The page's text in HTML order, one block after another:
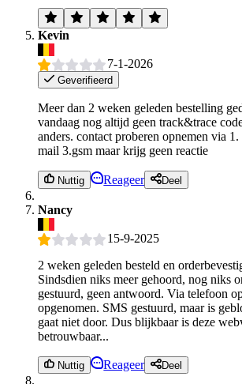
Kevin
7-1-2026
Geverifieerd
Meer dan 2 weken geleden bestelling
vandaag nog altijd geen track&trace
anders. contact proberen opnemen via
mail 3.gsm maar krijg geen reactie
Nuttig Reageer Deel
Nancy
15-9-2025
2 weken geleden besteld en
Sindsdien niks meer gehoord, nog niks
gestuurd, geen antwoord. Via telefoon
opgenomen. SMS gestuurd, maar is
gaat niet door. Dus blijkbaar is deze
betrouwbaar...
Nuttig Reageer Deel